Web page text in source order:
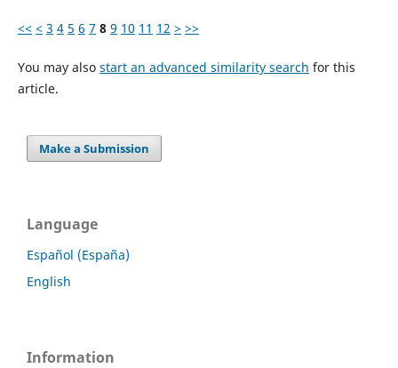
<< < 3 4 5 6 7 8 9 10 11 12 > >>
You may also start an advanced similarity search for this
article.
Make a Submission
Language
Español (España)
English
Information